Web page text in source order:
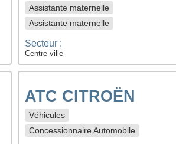
Assistante maternelle
Assistante maternelle
Secteur :
Centre-ville
ATC CITROËN
Véhicules
Concessionnaire Automobile